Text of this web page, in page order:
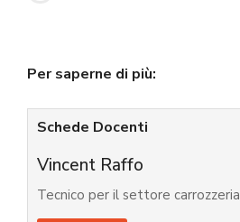
Per saperne di più:
Schede Docenti
Vincent Raffo
Tecnico per il settore carrozzeria